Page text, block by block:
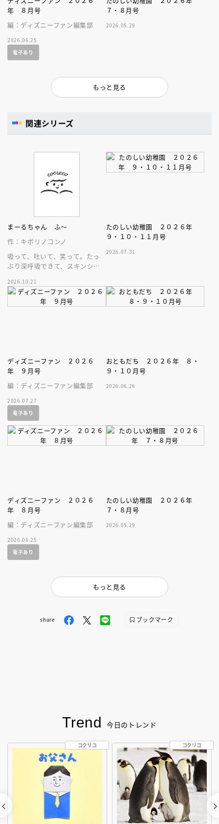
年 ８月号
編：ディズニーファン編集部
2026.06.25
電子あり
７・８月号
2026.05.29
もっと見る
関連シリーズ
まーるちゃん ふ～
作：キボリノコンノ
吸って、吐いて、笑って。たっ
ぷり深呼吸できて、スキンシッ
家、キボリノコンノ初のファー
ストブック。
2026.10.21
たのしい幼稚園 ２０２６年
９・１０・１１月号
2026.07.31
ディズニーファン ２０２６
年 ９月号
編：ディズニーファン編集部
2026.07.27
電子あり
おともだち ２０２６年 ８・
９・１０月号
2026.06.26
ディズニーファン ２０２６
年 ８月号
編：ディズニーファン編集部
2026.06.25
電子あり
たのしい幼稚園 ２０２６年
７・８月号
2026.05.29
もっと見る
share ブックマーク
Trend 今日のトレンド
コクリコ コクリコ